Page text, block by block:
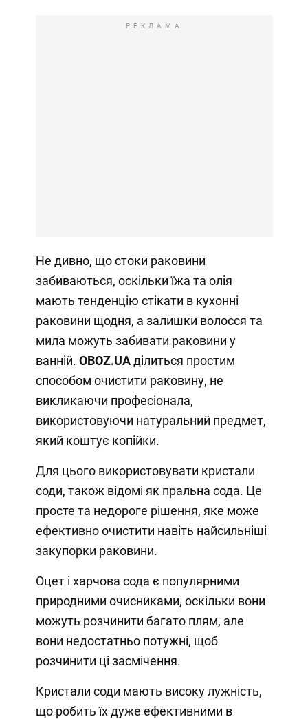
РЕКЛАМА
Не дивно, що стоки раковини
забиваються, оскільки їжа та олія
мають тенденцію стікати в кухонні
раковини щодня, а залишки волосся та
мила можуть забивати раковини у
ванній. OBOZ.UAділиться простим
способом очистити раковину, не
викликаючи професіонала,
використовуючи натуральний предмет,
який коштує копійки.
Для цього використовувати кристали
соди, також відомі як пральна сода. Це
просте та недороге рішення, яке може
ефективно очистити навіть найсильніші
закупорки раковини.
Оцет і харчова сода є популярними
природними очисниками, оскільки вони
можуть розчинити багато плям, але
вони недостатньо потужні, щоб
розчинити ці засмічення.
Кристали соди мають високу лужність,
що робить їх дуже ефективними в